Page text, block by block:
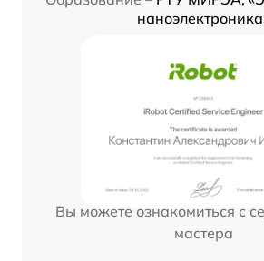
Вы можете ознакомиться с
мастера